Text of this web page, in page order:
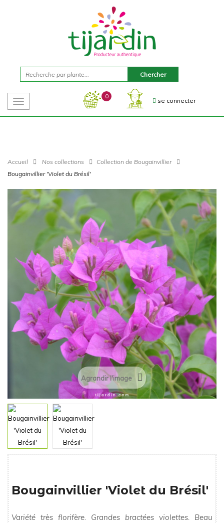
se connecter
0
Toggle
navigation
Accueil Nos collections
Collection de Bougainvillier
Bougainvillier 'Violet du Brésil'
Agrandir l'image
Bougainvillier 'Violet du Brésil'
Variété très florifère. Grandes bractées violettes. Beau